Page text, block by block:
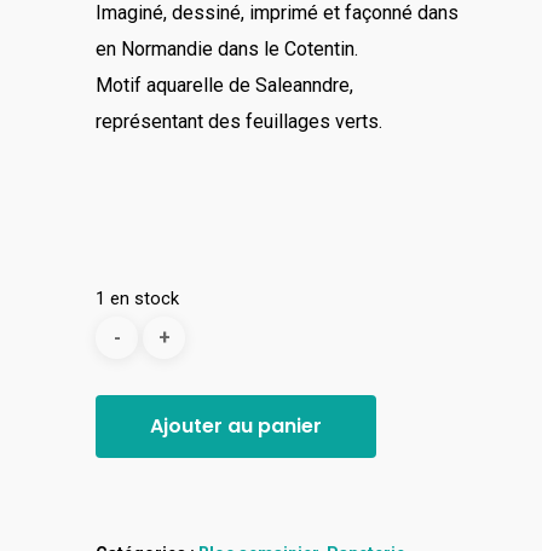
Imaginé, dessiné, imprimé et façonné dans
en Normandie dans le Cotentin.
Motif aquarelle de Saleanndre,
représentant des feuillages verts.
1 en stock
Ajouter au panier